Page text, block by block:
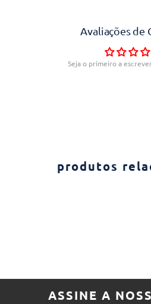
Avaliações de
Seja o primeiro a
produtos
ASSINE A